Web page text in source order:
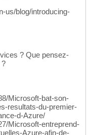
us/blog/introducing-
? Que pensez-
?
Microsoft-bat-son-
resultats-du-premier-
d-Azure/
Microsoft-entreprend-
Azure-afin-de-